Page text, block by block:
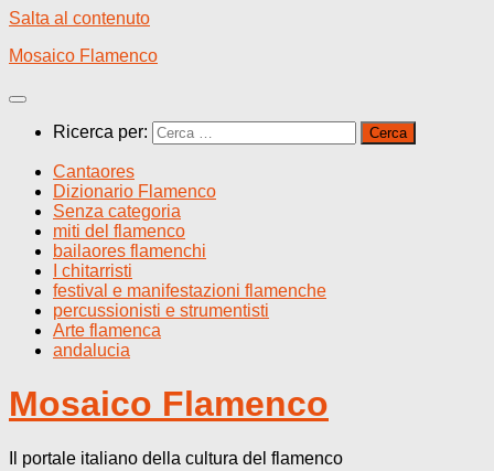
Salta al contenuto
Mosaico Flamenco
Ricerca per:
Cantaores
Dizionario Flamenco
Senza categoria
miti del flamenco
bailaores flamenchi
I chitarristi
festival e manifestazioni flamenche
percussionisti e strumentisti
Arte flamenca
andalucia
Mosaico Flamenco
Il portale italiano della cultura del flamenco